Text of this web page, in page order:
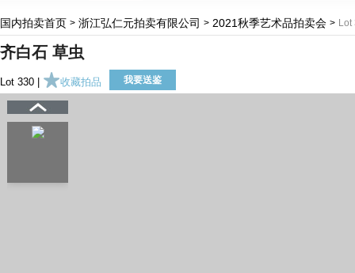
国内拍卖首页 > 浙江弘仁元拍卖有限公司 > 2021秋季艺术品拍卖会 > Lot
齐白石 草虫
Lot 330 | 收藏拍品 我要送鉴